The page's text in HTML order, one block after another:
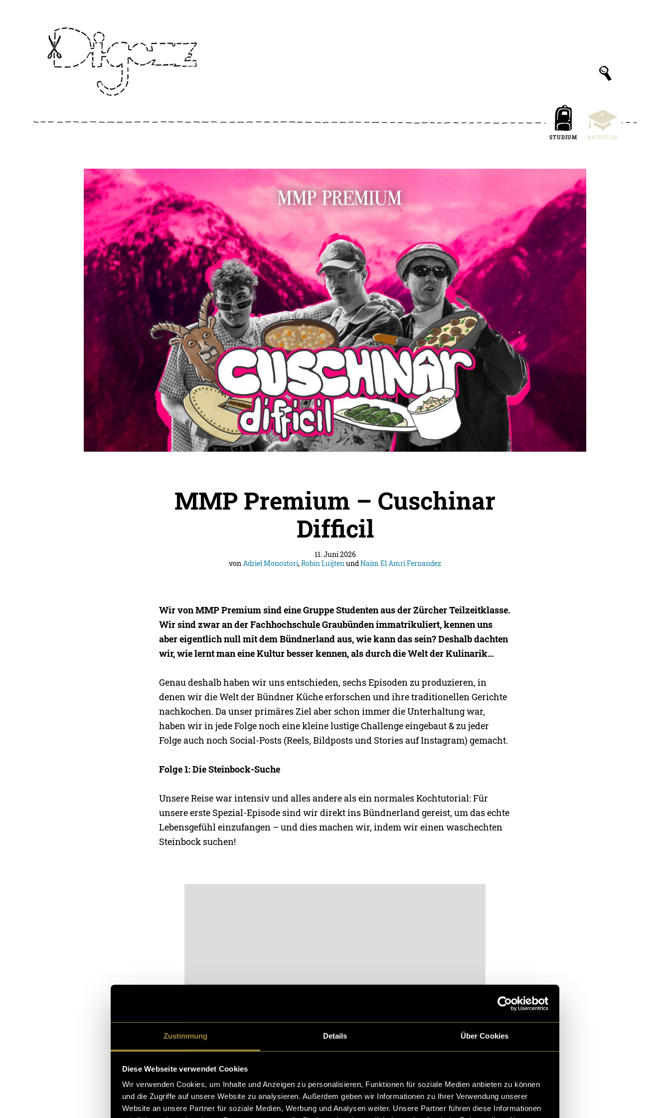
Zustimmung Details Über Cookies
Diese Webseite verwendet Cookies
Wir verwenden Cookies, um Inhalte und Anzeigen zu personalisieren, Funktionen für soziale Medien anbieten zu können
und die Zugriffe auf unsere Website zu analysieren. Außerdem geben wir Informationen zu Ihrer Verwendung unserer
Website an unsere Partner für soziale Medien, Werbung und Analysen weiter. Unsere Partner führen diese Informationen
STUDIUM BACHELOR
MMP Premium – Cuschinar
Difficil
11. Juni 2026
vonAdriel Monostori,Robin LuijtenundNaim El Amri Fernandez
Wir von MMP Premium sind eine Gruppe Studenten aus der Zürcher Teilzeitklasse.
Wir sind zwar an der Fachhochschule Graubünden immatrikuliert, kennen uns
aber eigentlich null mit dem Bündnerland aus, wie kann das sein? Deshalb dachten
wir, wie lernt man eine Kultur besser kennen, als durch die Welt der Kulinarik…
Genau deshalb haben wir uns entschieden, sechs Episoden zu produzieren, in
denen wir die Welt der Bündner Küche erforschen und ihre traditionellen Gerichte
nachkochen. Da unser primäres Ziel aber schon immer die Unterhaltung war,
haben wir in jede Folge noch eine kleine lustige Challenge eingebaut & zu jeder
Folge auch noch Social-Posts (Reels, Bildposts und Stories auf Instagram) gemacht.
Folge 1: Die Steinbock-Suche
Unsere Reise war intensiv und alles andere als ein normales Kochtutorial: Für
unsere erste Spezial-Episode sind wir direkt ins Bündnerland gereist, um das echte
Lebensgefühl einzufangen – und dies machen wir, indem wir einen waschechten
Steinbock suchen!
sehen.